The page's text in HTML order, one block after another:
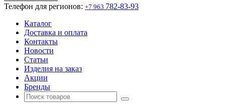
Телефон для регионов: +7 963 782-83-93
Каталог
Доставка и оплата
Контакты
Новости
Статьи
Изделия на заказ
Акции
Бренды